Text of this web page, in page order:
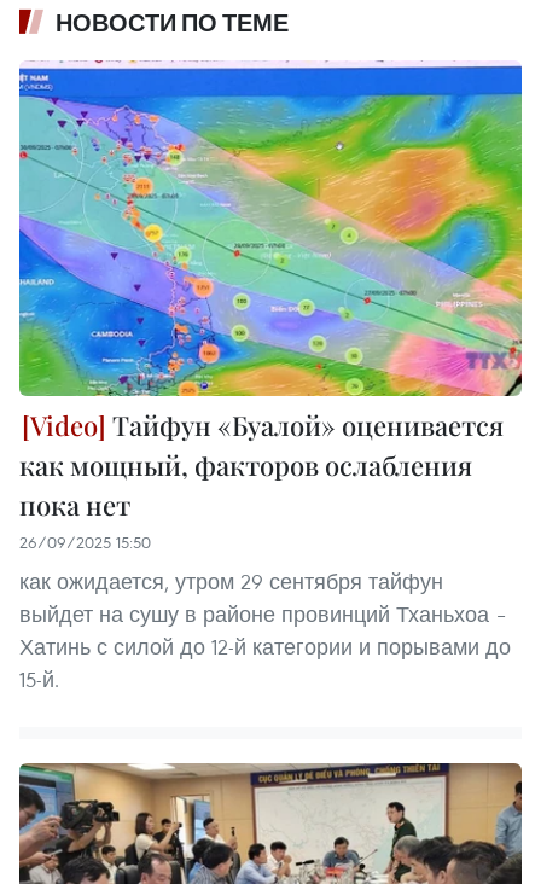
НОВОСТИ ПО ТЕМЕ
Тайфун «Буалой» оценивается
как мощный, факторов ослабления
пока нет
26/09/2025 15:50
как ожидается, утром 29 сентября тайфун
выйдет на сушу в районе провинций Тханьхоа –
Хатинь с силой до 12-й категории и порывами до
15-й.